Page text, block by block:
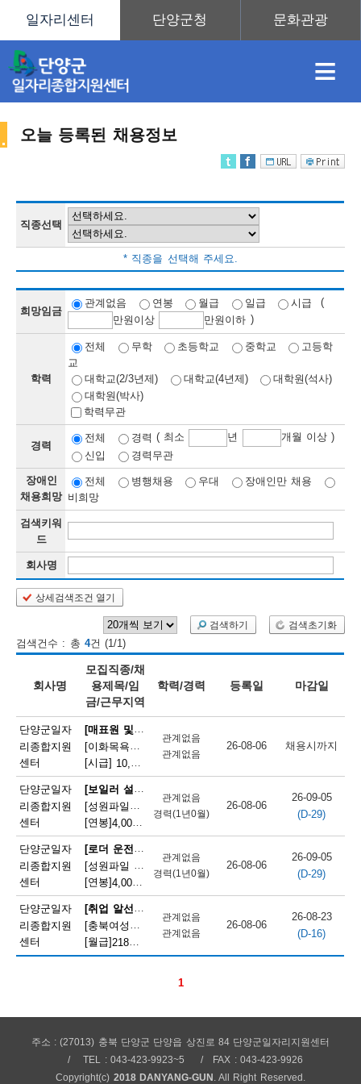
≡
보
보
련
정
우
미
내
오늘 등록된 채용정보
직종선택
* 직종을 선택해 주세요.
희망임금
관계없음 연봉 월급 일급 시급
(
만원이상 만원이하 )
학력
전체 무학 초등학교 중학교
고등학
교
대학교(2/3년제)
대학교(4년제)
대학원(석사)
대학원(박사)
학력무관
경력
전체 경력 ( 최소 년
개월 이상 )
신입
경력무관
장애인
채용희망
전체 병행채용 우대
장애인만 채용
비희망
검색키워
드
회사명
상세검색조건 열기
검색하기 검색초기화
검색건수 : 총 4건 (1/1)
회사명
모집직종/채
용제목/임
금/근무지역
학력/경력 등록일 마감일
단양군일자
리종합지원
센터
[매표원 및 복권 판매원]
[이화목욕탕찜질방] 이화파크텔 카운터 직원 모집
[시급] 10,320원 |
관계없음
관계없음
26-08-06 채용시까지
단양군일자
리종합지원
센터
[보일러 설치 및 정비원]
[성원파일주식회사]공장 보일러기사 채용 (에너지자격 우대 / 정규직)
[연봉]4,000만원 충청북도 단양군 매포읍 단양산업단지2로 47
관계없음
경력(1년0월)
26-08-06
26-09-05
(D-29)
단양군일자
리종합지원
센터
[로더 운전원(페이로더 운전원)]
[성원파일 주식회사] 로더기사 운전원 채용(자격증소지자/ 정규직)
[연봉]4,000만원 충청북도 단양군 매포읍 단양산업단지2로 47
관계없음
경력(1년0월)
26-08-06
26-09-05
(D-29)
단양군일자
리종합지원
센터
[취업 알선원]
[충북여성새로일하기지원본부] 직원채용(단양)
[월급] 218만원
관계없음
관계없음
26-08-06
26-08-23
(D-16)
1
채
용
보
오
등
채
용
정
보
오
늘
마
감
되
용
정
주소 : (27013) 충북 단양군 단양읍 상진로 84 단양군일자리지원센터
TEL : 043-423-9923~5
FAX : 043-423-9926
Copyright(c) 2018 DANYANG-GUN . All Right Reserved.